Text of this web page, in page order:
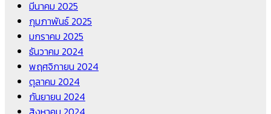
มีนาคม 2025
กุมภาพันธ์ 2025
มกราคม 2025
ธันวาคม 2024
พฤศจิกายน 2024
ตุลาคม 2024
กันยายน 2024